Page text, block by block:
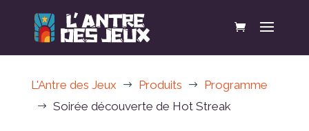
L'Antre des Jeux $ Produits $ Programme
$ Soirée découverte de Hot Streak